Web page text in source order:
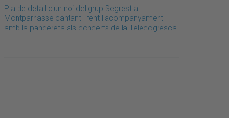
Pla de detall d'un noi del grup Segrest a
Montparnasse cantant i fent l'acompanyament
amb la pandereta als concerts de la Telecogresca